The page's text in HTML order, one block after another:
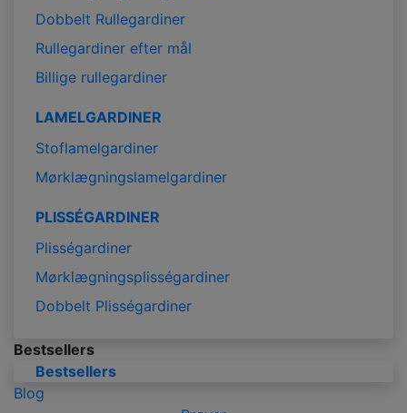
Dobbelt Rullegardiner
Rullegardiner efter mål
Billige rullegardiner
LAMELGARDINER
Stoflamelgardiner
Mørklægningslamelgardiner
PLISSÉGARDINER
Plisségardiner
Mørklægningsplisségardiner
Dobbelt Plisségardiner
Bestsellers
Bestsellers
Blog